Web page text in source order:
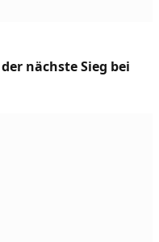
nächste Sieg bei